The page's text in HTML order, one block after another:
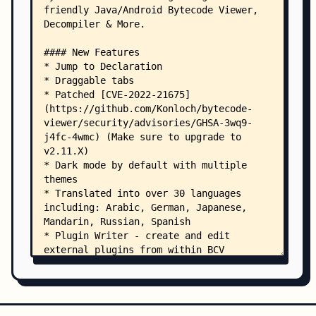
    │   │               └── 1.0bcv/
│   │                   ├── byteanalysis-
│   │                   ├── byteanalysis-
│   │                   ├── byteanalysis-
│   │                   └── byteanalysis-
    │   └── org/
    │       └── jd/
    │           └── jd-gui/
    │               ├── maven-metadata.xml
    │               ├── maven-metadata.xml.md5
    │               ├── maven-metadata.xml.sha1
    │               └── 1.6.6bcv/
│                   ├── jd-gui-
│                   ├── jd-gui-
    │                   ├── jd-gui-1.6.6bcv.pom
│                   ├── jd-gui-
│                   └── jd-gui-
    ├── plugins/
    │   ├── groovy/
    │   │   └── Skeleton.gy